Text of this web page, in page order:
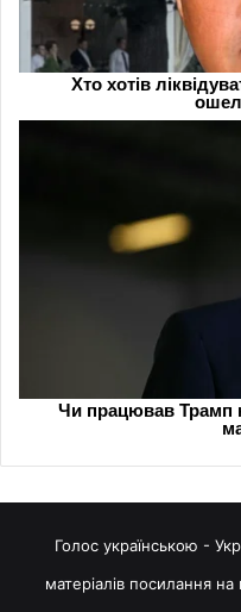
Голос українською -
матеріалів посилання